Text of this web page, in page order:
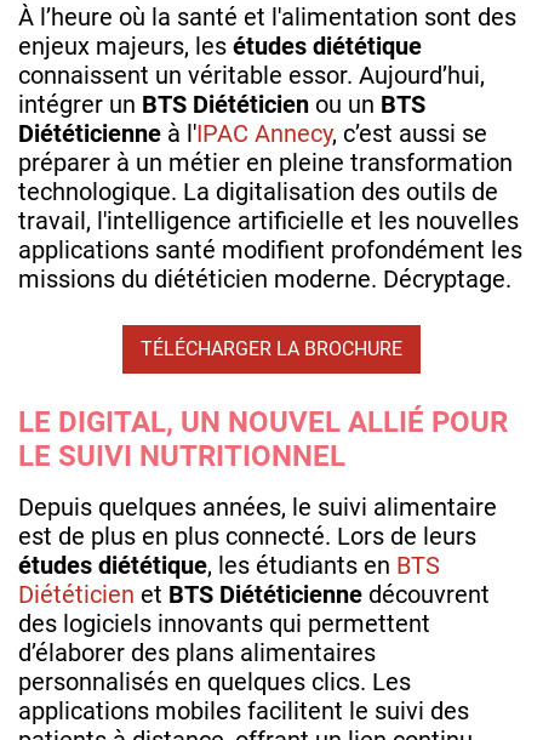
À l’heure où la santé et l'alimentation sont des
enjeux majeurs, les études diététique
connaissent un véritable essor. Aujourd’hui,
intégrer un BTS Diététicien ou un BTS
Diététicienne à l'IPAC Annecy, c’est aussi se
préparer à un métier en pleine transformation
technologique. La digitalisation des outils de
travail, l'intelligence artificielle et les nouvelles
applications santé modifient profondément les
missions du diététicien moderne. Décryptage.
TÉLÉCHARGER LA BROCHURE
LE DIGITAL, UN NOUVEL ALLIÉ POUR
LE SUIVI NUTRITIONNEL
Depuis quelques années, le suivi alimentaire
est de plus en plus connecté. Lors de leurs
études diététique, les étudiants en BTS
Diététicien et BTS Diététicienne découvrent
des logiciels innovants qui permettent
d’élaborer des plans alimentaires
personnalisés en quelques clics. Les
applications mobiles facilitent le suivi des